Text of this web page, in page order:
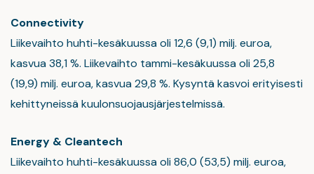
Connectivity
Liikevaihto huhti-kesäkuussa oli 12,6 (9,1) milj. euroa,
kasvua 38,1 %. Liikevaihto tammi-kesäkuussa oli 25,8
(19,9) milj. euroa, kasvua 29,8 %. Kysyntä kasvoi erityisesti
kehittyneissä kuulonsuojausjärjestelmissä.
Energy & Cleantech
Liikevaihto huhti-kesäkuussa oli 86,0 (53,5) milj. euroa,